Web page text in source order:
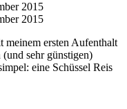
2015
2015
meinem ersten Aufenthalt
sehr günstigen)
eine Schüssel Reis